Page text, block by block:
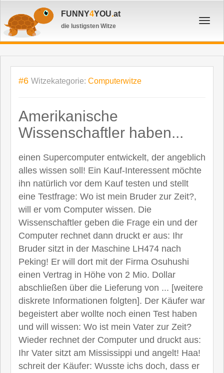
FUNNY4YOU.at
die lustigsten Witze
#6 Witzekategorie: Computerwitze
Amerikanische
Wissenschaftler haben...
einen Supercomputer entwickelt, der angeblich
alles wissen soll! Ein Kauf-Interessent möchte
ihn natürlich vor dem Kauf testen und stellt
eine Testfrage: Wo ist mein Bruder zur Zeit?,
will er vom Computer wissen. Die
Wissenschaftler geben die Frage ein und der
Computer rechnet dann druckt er aus: Ihr
Bruder sitzt in der Maschine LH474 nach
Peking! Er will dort mit der Firma Osuhushi
einen Vertrag in Höhe von 2 Mio. Dollar
abschließen über die Lieferung von ... [weitere
diskrete Informationen folgten]. Der Käufer war
begeistert aber wollte noch einen Test haben
und will wissen: Wo ist mein Vater zur Zeit?
Wieder rechnet der Computer und druckt aus:
Ihr Vater sitzt am Mississippi und angelt! Haa!
schreit der Käufer: Wusste ichs doch, dass er